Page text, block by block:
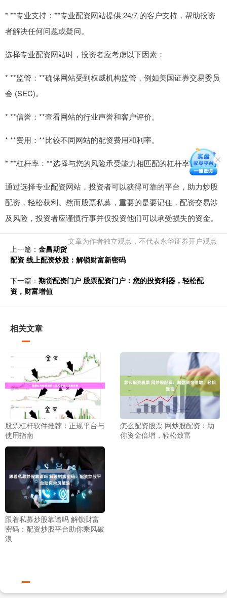
* **专业支持：**专业配资网站提供 24/7 的客户支持，帮助投资
者解决任何问题或疑问。
选择专业配资网站时，投资者应考虑以下因素：
* **监管：**确保网站受到权威机构监管，例如美国证券交易委员
会 (SEC)。
* **信誉：**查看网站的行业声誉和客户评价。
* **费用：**比较不同网站的配资费用和利率。
* **杠杆率：**选择与您的风险承受能力相匹配的杠杆率。
通过选择专业配资网站，投资者可以获得可靠的平台，助力炒股
配资，轻松获利。然而股票私募，重要的是要记住，配资交易涉
及风险，投资者应谨慎行事并仅投资他们可以承受损失的资金。
文章为作者独立观点，不代表永华证券开户观点
上一篇： 金昌期货
配资 线上配资炒股：解锁财富新密码
下一篇： 期货配资门户 股票配资门户：您的投资利器，轻松配
资，财富增值
相关文章
股票杠杆软件推荐：正规平台与
使用指南
怎么配资股票 网炒股配资：助
你资金倍增，轻松致富
跟着私募炒股靠谱吗 解锁财富
密码：配资炒股平台助你乘风破
浪